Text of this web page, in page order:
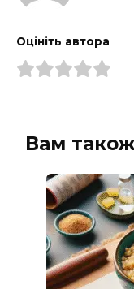
Оцініть автора
Вам